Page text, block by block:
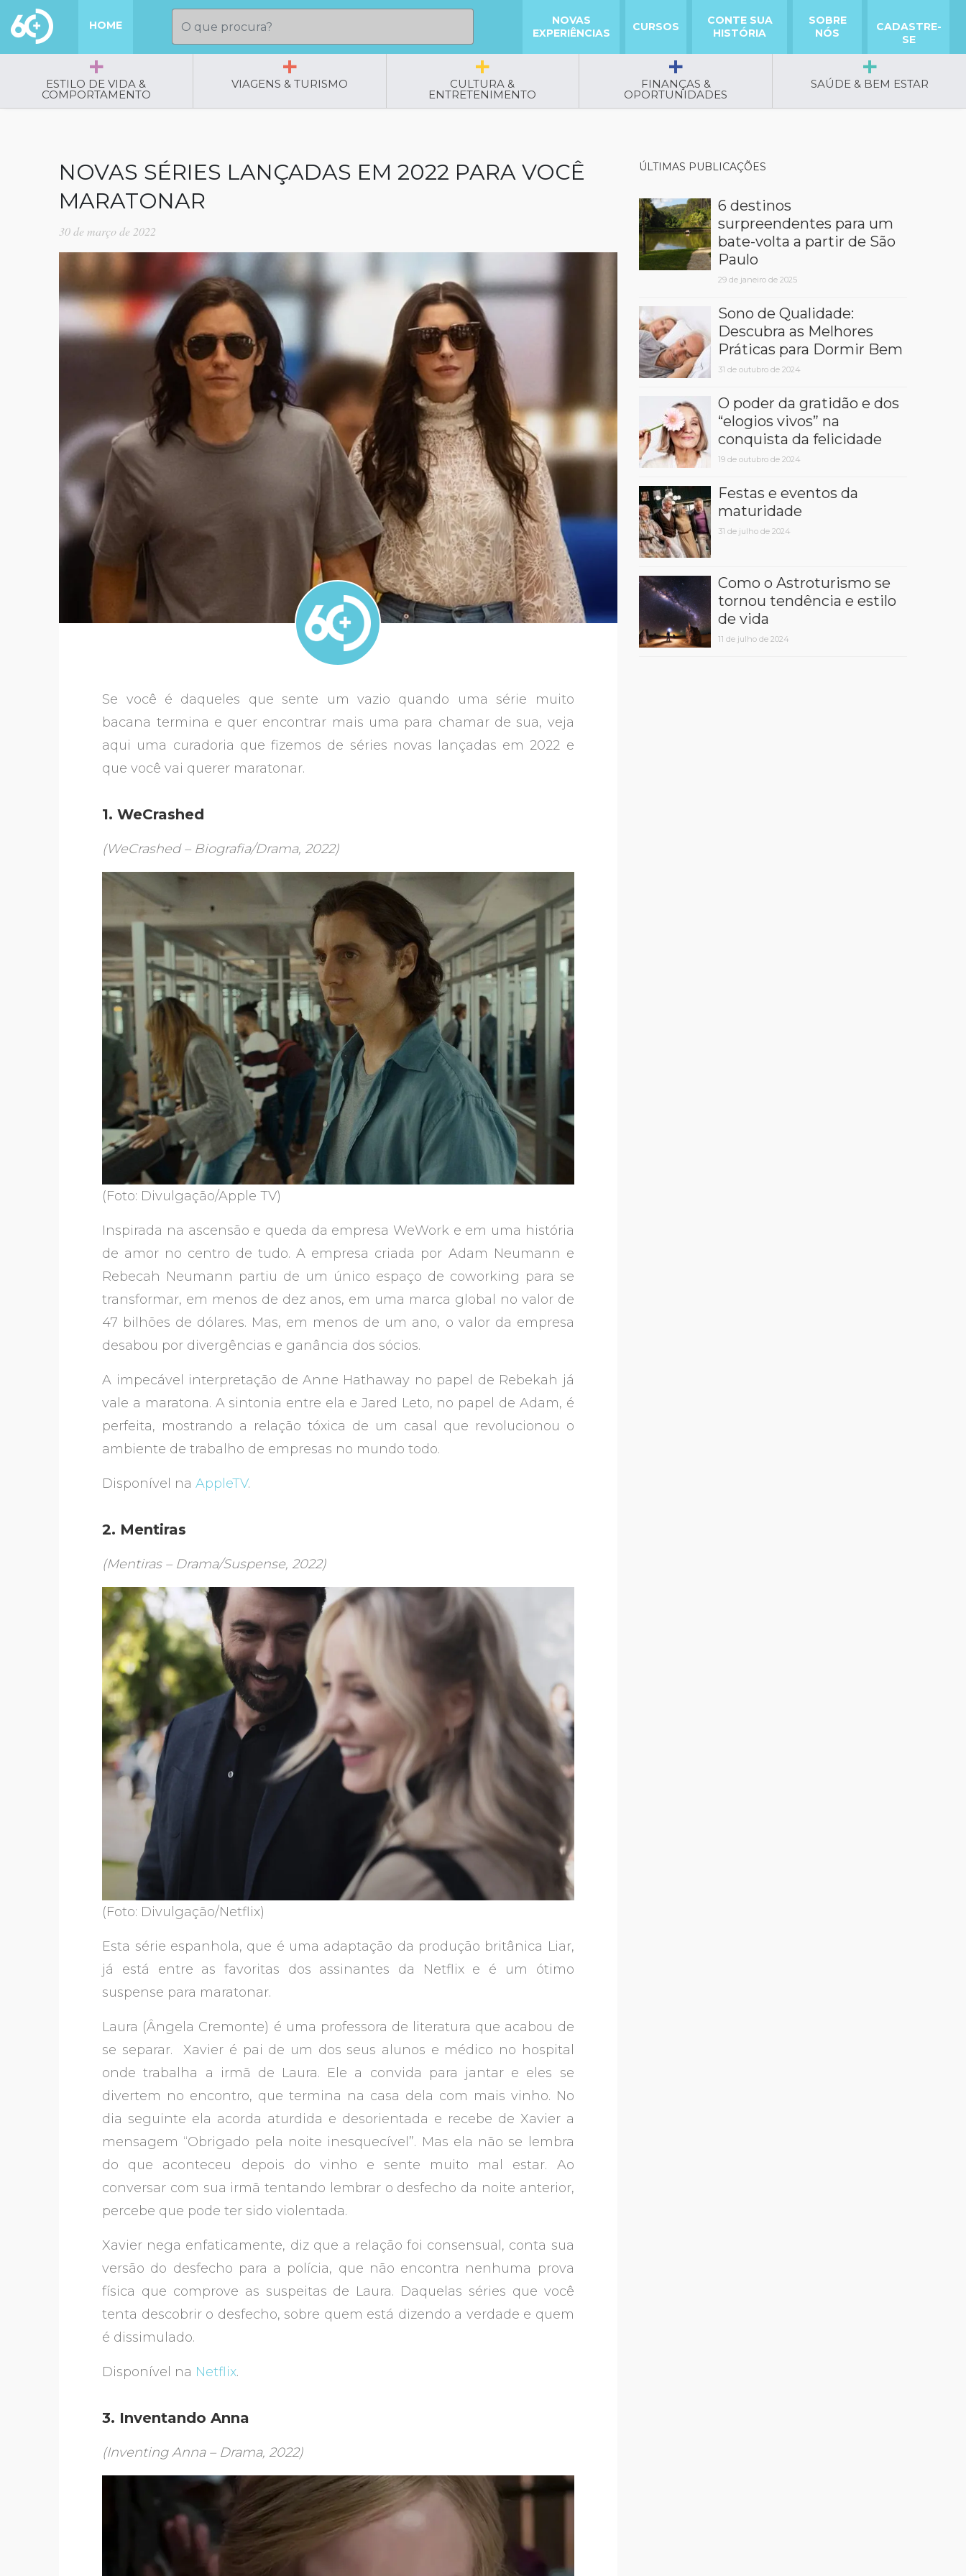
HOME
NOVAS
EXPERIÊNCIAS
CURSOS
CONTE SUA
HISTÓRIA
SOBRE
NÓS
CADASTRE-
SE
ESTILO DE VIDA &
COMPORTAMENTO
VIAGENS & TURISMO CULTURA &
ENTRETENIMENTO
FINANÇAS &
OPORTUNIDADES
SAÚDE & BEM ESTAR
NOVAS SÉRIES LANÇADAS EM 2022 PARA VOCÊ
MARATONAR
30 de março de 2022
Se você é daqueles que sente um vazio quando uma série muito
bacana termina e quer encontrar mais uma para chamar de sua, veja
aqui uma curadoria que fizemos de séries novas lançadas em 2022 e
que você vai querer maratonar.
1. WeCrashed
(WeCrashed – Biografia/Drama, 2022)
(Foto: Divulgação/Apple TV)
Inspirada na ascensão e queda da empresa WeWork e em uma história
de amor no centro de tudo. A empresa criada por Adam Neumann e
Rebecah Neumann partiu de um único espaço de coworking para se
transformar, em menos de dez anos, em uma marca global no valor de
47 bilhões de dólares. Mas, em menos de um ano, o valor da empresa
desabou por divergências e ganância dos sócios.
A impecável interpretação de Anne Hathaway no papel de Rebekah já
vale a maratona. A sintonia entre ela e Jared Leto, no papel de Adam, é
perfeita, mostrando a relação tóxica de um casal que revolucionou o
ambiente de trabalho de empresas no mundo todo.
Disponível naAppleTV.
2. Mentiras
(Mentiras – Drama/Suspense, 2022)
(Foto: Divulgação/Netflix)
Esta série espanhola, que é uma adaptação da produção britânica Liar,
já está entre as favoritas dos assinantes da Netflix e é um ótimo
suspense para maratonar.
Laura (Ângela Cremonte) é uma professora de literatura que acabou de
se separar. Xavier é pai de um dos seus alunos e médico no hospital
onde trabalha a irmã de Laura. Ele a convida para jantar e eles se
divertem no encontro, que termina na casa dela com mais vinho. No
dia seguinte ela acorda aturdida e desorientada e recebe de Xavier a
mensagem “Obrigado pela noite inesquecível”. Mas ela não se lembra
do que aconteceu depois do vinho e sente muito mal estar. Ao
conversar com sua irmã tentando lembrar o desfecho da noite anterior,
percebe que pode ter sido violentada.
Xavier nega enfaticamente, diz que a relação foi consensual, conta sua
versão do desfecho para a polícia, que não encontra nenhuma prova
física que comprove as suspeitas de Laura. Daquelas séries que você
tenta descobrir o desfecho, sobre quem está dizendo a verdade e quem
é dissimulado.
Disponível na Netflix.
3. Inventando Anna
(Inventing Anna – Drama, 2022)
ÚLTIMAS PUBLICAÇÕES
6 destinos
surpreendentes para um
bate-volta a partir de São
Paulo
29 de janeiro de 2025
Sono de Qualidade:
Descubra as Melhores
Práticas para Dormir Bem
31 de outubro de 2024
O poder da gratidão e dos
“elogios vivos” na
conquista da felicidade
19 de outubro de 2024
Festas e eventos da
maturidade
31 de julho de 2024
Como o Astroturismo se
tornou tendência e estilo
de vida
11 de julho de 2024